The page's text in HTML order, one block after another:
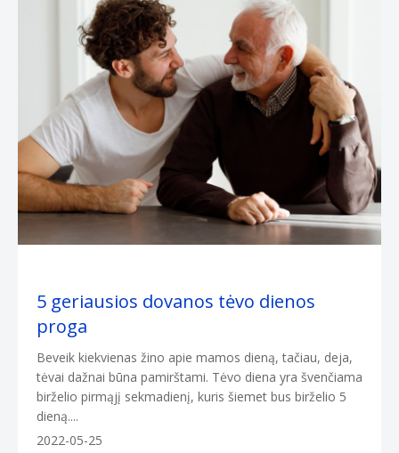
5 geriausios dovanos tėvo dienos
proga
Beveik kiekvienas žino apie mamos dieną, tačiau, deja,
tėvai dažnai būna pamirštami. Tėvo diena yra švenčiama
birželio pirmąjį sekmadienį, kuris šiemet bus birželio 5
dieną....
2022-05-25